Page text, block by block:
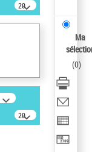
20
résultats/page
20
résultats/page
Ma
(0)